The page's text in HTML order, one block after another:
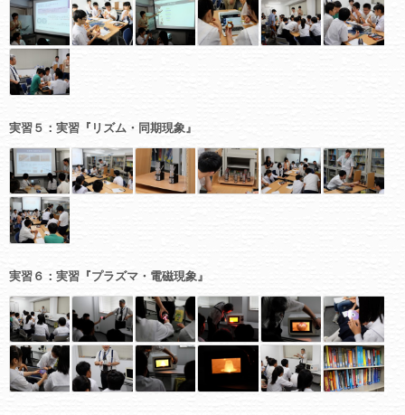
実習５：実習『リズム・同期現象』
実習６：実習『プラズマ・電磁現象』